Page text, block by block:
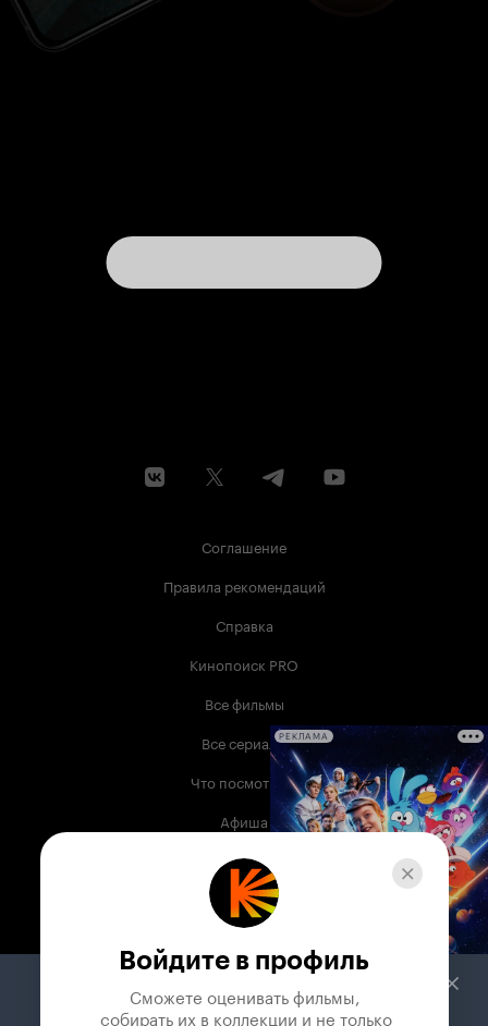
Соглашение
Правила рекомендаций
Справка
Кинопоиск PRO
Все фильмы
Все сериалы
Что посмотреть
Афиша
Музыка
Телепрограмма
Служба поддержки
РЕКЛАМА
Войдите в профиль
Сможете оценивать фильмы,
собирать их в коллекции и не только